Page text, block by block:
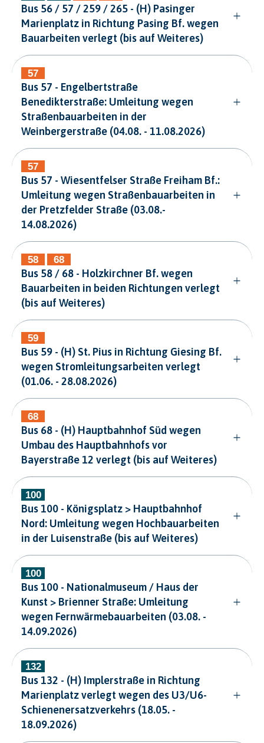
Bus 56 / 57 / 259 / 265 - (H) Pasinger
Marienplatz in Richtung Pasing Bf. wegen
Bauarbeiten verlegt (bis auf Weiteres)
Bus 57 - Engelbertstraße
Benedikterstraße: Umleitung wegen
Straßenbauarbeiten in der
Weinbergerstraße (04.08. - 11.08.2026)
Bus 57 - Wiesentfelser Straße Freiham Bf.:
Umleitung wegen Straßenbauarbeiten in
der Pretzfelder Straße (03.08.-
14.08.2026)
Bus 58 / 68 - Holzkirchner Bf. wegen
Bauarbeiten in beiden Richtungen verlegt
(bis auf Weiteres)
Bus 59 - (H) St. Pius in Richtung Giesing Bf.
wegen Stromleitungsarbeiten verlegt
(01.06. - 28.08.2026)
Bus 68 - (H) Hauptbahnhof Süd wegen
Umbau des Hauptbahnhofs vor
Bayerstraße 12 verlegt (bis auf Weiteres)
Bus 100 - Königsplatz > Hauptbahnhof
Nord: Umleitung wegen Hochbauarbeiten
in der Luisenstraße (bis auf Weiteres)
Bus 100 - Nationalmuseum / Haus der
Kunst > Brienner Straße: Umleitung
wegen Fernwärmebauarbeiten (03.08. -
14.09.2026)
Bus 132 - (H) Implerstraße in Richtung
Marienplatz verlegt wegen des U3/U6-
Schienenersatzverkehrs (18.05. -
18.09.2026)